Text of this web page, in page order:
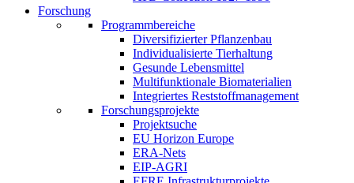
Forschung
Programmbereiche
Diversifizierter Pflanzenbau
Individualisierte Tierhaltung
Gesunde Lebensmittel
Multifunktionale Biomaterialien
Integriertes Reststoffmanagement
Forschungsprojekte
Projektsuche
EU Horizon Europe
ERA-Nets
EIP-AGRI